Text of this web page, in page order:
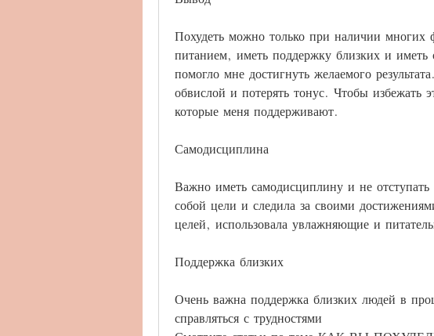
Похудеть можно только при наличии многих
питанием, иметь поддержку близких и иметь
помогло мне достигнуть желаемого
обвислой и потерять тонус. Чтобы избежать
которые меня поддерживают.
Самодисциплина
Важно иметь самодисциплину и не
собой цели и следила за своими
целей, использовала увлажняющие и
Поддержка близких
Очень важна поддержка близких людей в
справляться с трудностями